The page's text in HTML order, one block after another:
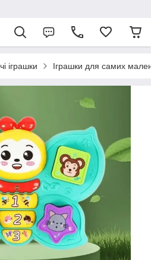
іграшки Іграшки для самих